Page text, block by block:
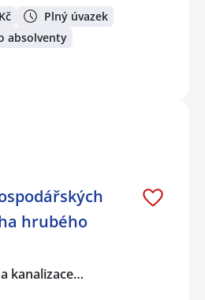
Plný úvazek
absolventy
hrubého
kanalizace…